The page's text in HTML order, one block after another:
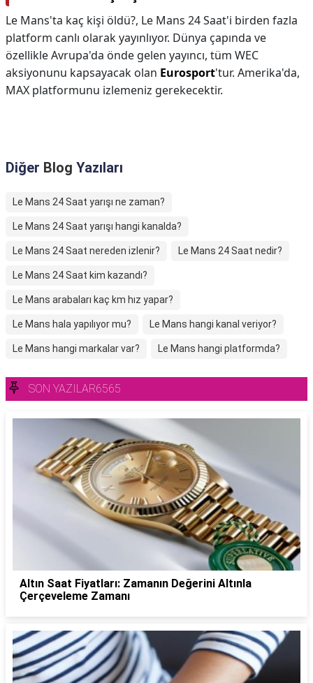
Le Mans'ta kaç kişi öldü?, Le Mans 24 Saat'i birden fazla
platform canlı olarak yayınlıyor. Dünya çapında ve
özellikle Avrupa'da önde gelen yayıncı, tüm WEC
aksiyonunu kapsayacak olan Eurosport'tur. Amerika'da,
MAX platformunu izlemeniz gerekecektir.
Diğer Blog Yazıları
Le Mans 24 Saat yarışı ne zaman?
Le Mans 24 Saat yarışı hangi kanalda?
Le Mans 24 Saat nereden izlenir? Le Mans 24 Saat nedir?
Le Mans 24 Saat kim kazandı?
Le Mans arabaları kaç km hız yapar?
Le Mans hala yapılıyor mu? Le Mans hangi kanal veriyor?
Le Mans hangi markalar var? Le Mans hangi platformda?
SON YAZILAR6565
Altın Saat Fiyatları: Zamanın Değerini Altınla
Çerçeveleme Zamanı